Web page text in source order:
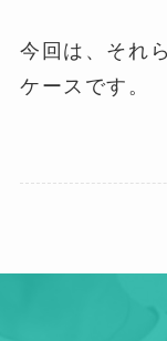
今回は、それ
ケースです。